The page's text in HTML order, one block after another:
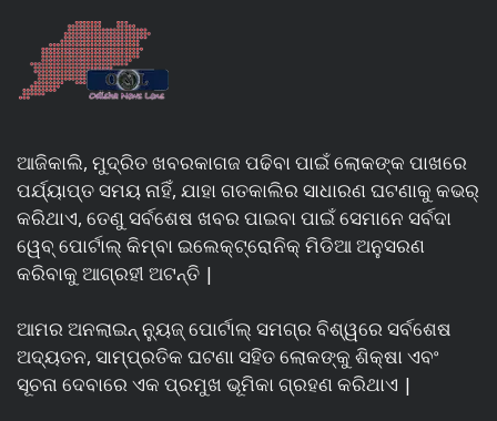
ଆଜିକାଲି, ମୁଦ୍ରିତ ଖବରକାଗଜ ପଢିବା ପାଇଁ ଲୋକଙ୍କ ପାଖରେ
ପର୍ଯ୍ୟାପ୍ତ ସମୟ ନାହିଁ, ଯାହା ଗତକାଲିର ସାଧାରଣ ଘଟଣାକୁ କଭର୍
କରିଥାଏ, ତେଣୁ ସର୍ବଶେଷ ଖବର ପାଇବା ପାଇଁ ସେମାନେ ସର୍ବଦା
ୱେବ୍ ପୋର୍ଟାଲ୍ କିମ୍ବା ଇଲେକ୍ଟ୍ରୋନିକ୍ ମିଡିଆ ଅନୁସରଣ
କରିବାକୁ ଆଗ୍ରହୀ ଅଟନ୍ତି |
ଆମର ଅନଲାଇନ୍ ନ୍ୟୁଜ୍ ପୋର୍ଟାଲ୍ ସମଗ୍ର ବିଶ୍ୱରେ ସର୍ବଶେଷ
ଅଦ୍ୟତନ, ସାମ୍ପ୍ରତିକ ଘଟଣା ସହିତ ଲୋକଙ୍କୁ ଶିକ୍ଷା ଏବଂ
ସୂଚନା ଦେବାରେ ଏକ ପ୍ରମୁଖ ଭୂମିକା ଗ୍ରହଣ କରିଥାଏ |